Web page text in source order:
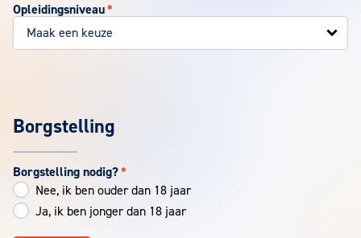
Opleidingsniveau*
Borgstelling
Borgstelling nodig?*
Nee, ik ben ouder dan 18 jaar
Ja, ik ben jonger dan 18 jaar